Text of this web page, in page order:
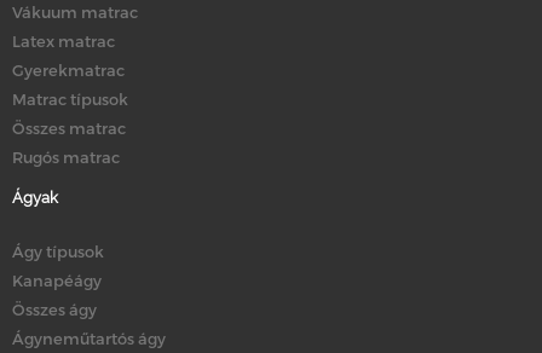
Vákuum matrac
Latex matrac
Gyerekmatrac
Matrac típusok
Összes matrac
Rugós matrac
Ágyak
Ágy típusok
Kanapéágy
Összes ágy
Ágyneműtartós ágy